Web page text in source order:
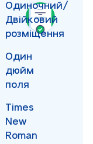
Одиночний/
Двійковий
розміщення
Один
дюйм
поля
Times
New
Roman